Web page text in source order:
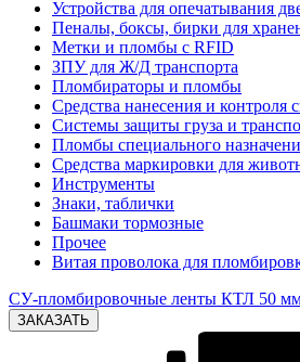
Устройства для опечатывания
Пеналы, боксы, бирки для
Метки и пломбы с RFID
ЗПУ для Ж/Д транспорта
Пломбираторы и пломбы
Средства нанесения и контроля
Системы защиты груза и
Пломбы специального
Средства маркировки для
Инструменты
Знаки, таблички
Башмаки тормозные
Прочее
Витая проволока для
СУ-пломбировочные ленты КТЛ 50